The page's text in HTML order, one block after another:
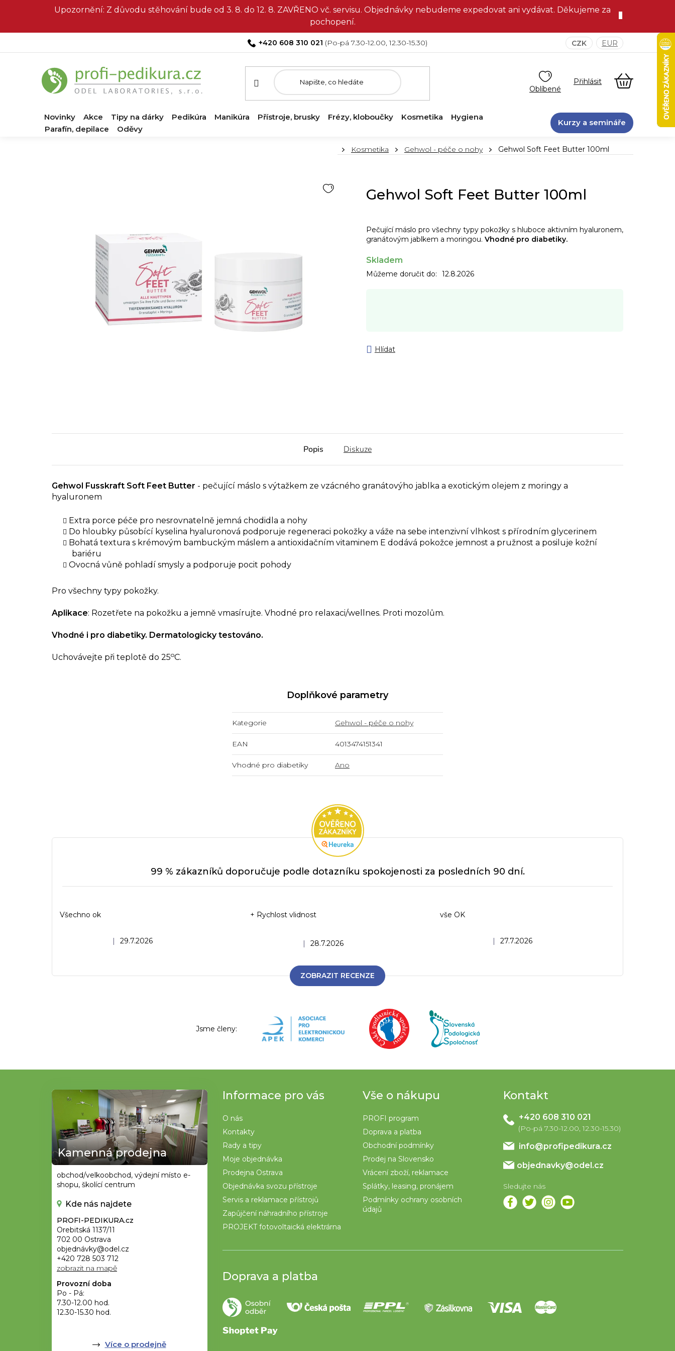
Upozornění: Z důvodu stěhování bude od 3. 8. do 12. 8. ZAVŘENO vč. servisu. Objednávky nebudeme expedovat ani vydávat. Děkujeme za
pochopení.
+420 608 310 021 CZK EUR
NÁKUPNÍ
KOŠÍK
Novinky Akce Tipy na dárky Pedikúra Manikúra Přístroje, brusky Frézy, kloboučky Kosmetika
Hygiena
Parafín, depilace
Oděvy
Kurzy a semináře
DomůKosmetika Gehwol - péče o nohy Gehwol Soft Feet Butter 100ml
Gehwol Soft Feet Butter 100ml
Pečující máslo pro všechny typy pokožky s hluboce aktivním hyaluronem,
granátovým jablkem a moringou. Vhodné pro diabetiky.
Skladem
Můžeme doručit do: 12.8.2026
Hlídat
Popis Diskuze
Gehwol Fusskraft Soft Feet Butter - pečující máslo s výtažkem ze vzácného granátovýho jablka a exotickým olejem z moringy a
hyaluronem
Extra porce péče pro nesrovnatelně jemná chodidla a nohy
Do hloubky působící kyselina hyaluronová podporuje regeneraci pokožky a váže na sebe intenzivní vlhkost s přírodním glycerinem
Bohatá textura s krémovým bambuckým máslem a antioxidačním vitaminem E dodává pokožce jemnost a pružnost a posiluje kožní
bariéru
Ovocná vůně pohladí smysly a podporuje pocit pohody
Pro všechny typy pokožky.
Aplikace: Rozetřete na pokožku a jemně vmasírujte. Vhodné pro relaxaci/wellnes. Proti mozolům.
Vhodné i pro diabetiky. Dermatologicky testováno.
Uchovávejte při teplotě do 25oC.
Doplňkové parametry
Kategorie Gehwol - péče o nohy
EAN 4013474151341
Vhodné pro diabetiky Ano
99 % zákazníků doporučuje podle dotazníku spokojenosti za posledních 90 dní.
Hodnocení obchodu je 5 z 5 hvězdiček.
| 29.7.2026
Všechno ok
Hodnocení obchodu je 5 z 5 hvězdiček.
| 28.7.2026
+ Rychlost vlidnost
Hodnocení obchodu je 5 z 5 hvězdiček.
| 27.7.2026
vše OK
ZOBRAZIT RECENZE
Jsme členy:
Informace pro vás
O nás
Kontakty
Rady a tipy
Moje objednávka
Prodejna Ostrava
Objednávka svozu přístroje
Servis a reklamace přístrojů
Zapůjčení náhradního přístroje
PROJEKT fotovoltaická elektrárna
Vše o nákupu
PROFI program
Doprava a platba
Obchodní podmínky
Prodej na Slovensko
Vrácení zboží, reklamace
Splátky, leasing, pronájem
Podmínky ochrany osobních
údajů
Kontakt
info@profipedikura.cz
+420 608 310 021
objednavky@odel.cz
Kamenná prodejna
obchod/velkoobchod, výdejní místo e-
shopu, školící centrum
Kde nás najdete
PROFI-PEDIKURA.cz
Orebitská 1137/11
702 00 Ostrava
objednávky@odel.cz
+420 728 503 712
zobrazit na mapě
Provozní doba
Po - Pá:
7.30-12.00 hod.
12.30-15.30 hod.
Více o prodejně
Doprava a platba